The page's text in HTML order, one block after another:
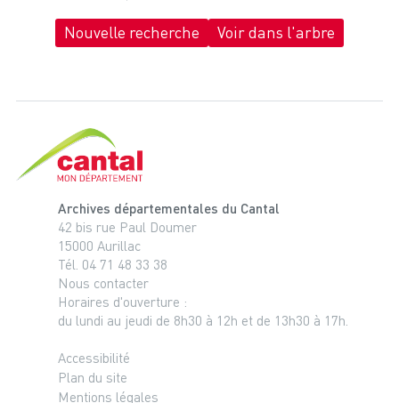
Nouvelle recherche Voir dans l'arbre
Archives départementales du Cantal
42 bis rue Paul Doumer
15000 Aurillac
Tél. 04 71 48 33 38
Nous contacter
Horaires d'ouverture :
du lundi au jeudi de 8h30 à 12h et de 13h30 à 17h.
Accessibilité
Plan du site
Mentions légales